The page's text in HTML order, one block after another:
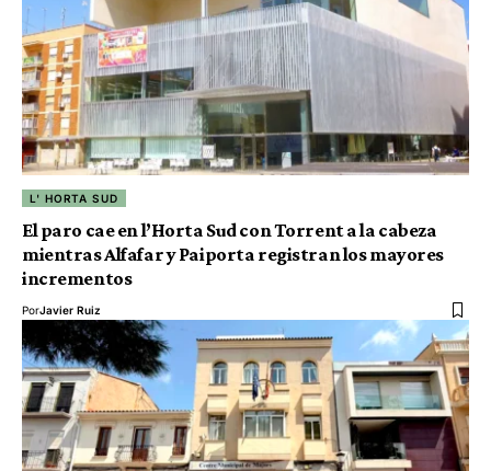
L' HORTA SUD
El paro cae en l’Horta Sud con Torrent a la cabeza
mientras Alfafar y Paiporta registran los mayores
incrementos
PorJavier Ruiz